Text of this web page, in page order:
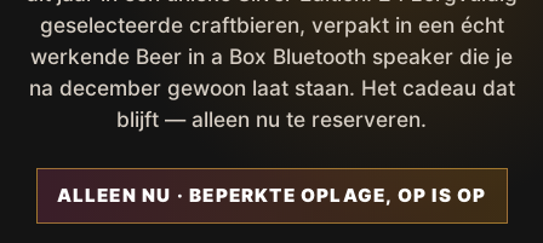
geselecteerde craftbieren, verpakt in een écht
werkende Beer in a Box Bluetooth speaker die je
na december gewoon laat staan. Het cadeau dat
blijft — alleen nu te reserveren.
ALLEEN NU · BEPERKTE OPLAGE, OP IS OP